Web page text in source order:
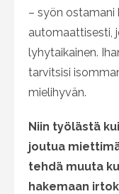
– syön ostamani
automaattisesti,
lyhytaikainen.
tarvitsisi
mielihyvän.
Niin työlästä
joutua
tehdä muuta
hakemaan